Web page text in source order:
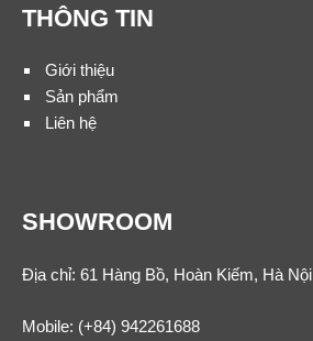
THÔNG TIN
Giới thiệu
Sản phẩm
Liên hệ
SHOWROOM
Địa chỉ: 61 Hàng Bồ, Hoàn Kiếm, Hà Nội
Mobile: (+84) 942261688